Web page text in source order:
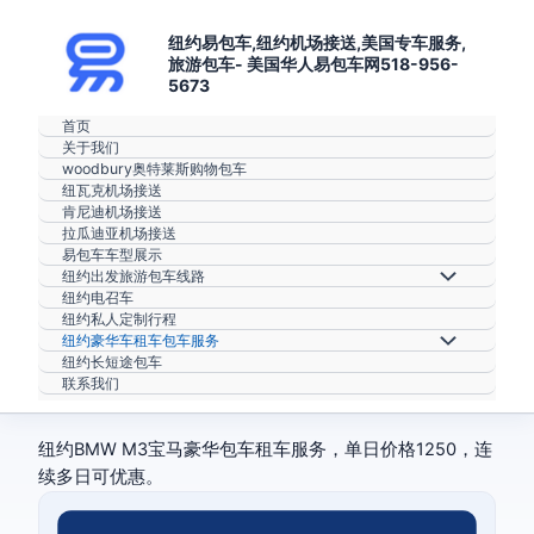
纽约易包车,纽约机场接送,美国专车服务,
旅游包车- 美国华人易包车网518-956-
5673
首页
关于我们
woodbury奥特莱斯购物包车
纽瓦克机场接送
肯尼迪机场接送
拉瓜迪亚机场接送
易包车车型展示
纽约出发旅游包车线路
菜单切换
纽约电召车
纽约私人定制行程
纽约豪华车租车包车服务
菜单切换
纽约长短途包车
联系我们
纽约BMW M3宝马豪华包车租车服务，单日价格1250，连
续多日可优惠。